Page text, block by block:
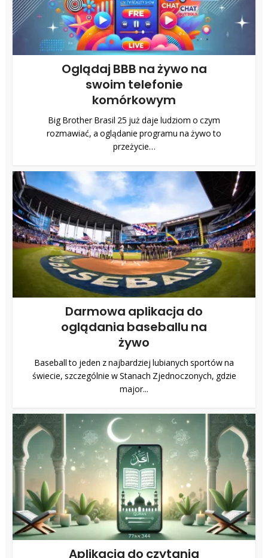
Oglądaj BBB na żywo na
swoim telefonie
komórkowym
Big Brother Brasil 25 już daje ludziom o czym
rozmawiać, a oglądanie programu na żywo to
przeżycie…
Darmowa aplikacja do
oglądania baseballu na
żywo
Baseball to jeden z najbardziej lubianych sportów na
świecie, szczególnie w Stanach Zjednoczonych, gdzie
major...
Aplikacja do czytania